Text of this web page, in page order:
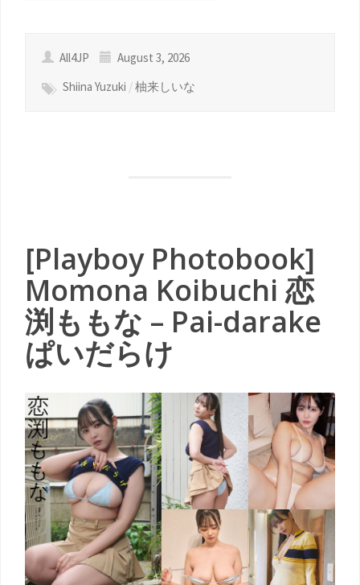
All4JP
August 3, 2026
Shiina Yuzuki /柚来しいな
[Playboy Photobook]
Momona Koibuchi 恋
渕ももな – Pai-darake
ぱいだらけ